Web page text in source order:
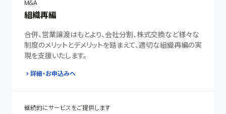
M&A
組織再編
合併、営業譲渡はもとより、会社分割、株式交換など様々な
制度のメリットとデメリットを踏まえて、適切な組織再編の実
現を支援いたします。
詳細・お申込みへ
継続的にサービスをご提供します